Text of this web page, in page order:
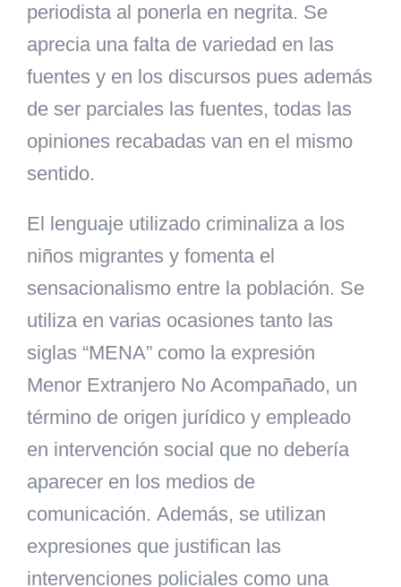
periodista al ponerla en negrita. Se
aprecia una falta de variedad en las
fuentes y en los discursos pues además
de ser parciales las fuentes, todas las
opiniones recabadas van en el mismo
sentido.
El lenguaje utilizado criminaliza a los
niños migrantes y fomenta el
sensacionalismo entre la población. Se
utiliza en varias ocasiones tanto las
siglas “MENA” como la expresión
Menor Extranjero No Acompañado, un
término de origen jurídico y empleado
en intervención social que no debería
aparecer en los medios de
comunicación. Además, se utilizan
expresiones que justifican las
intervenciones policiales como una